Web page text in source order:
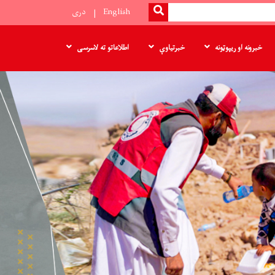
SEARCH
English دری
خبرونه او ریپوټونه خبرتیاوې اطلاعاتو ته لاسرسی